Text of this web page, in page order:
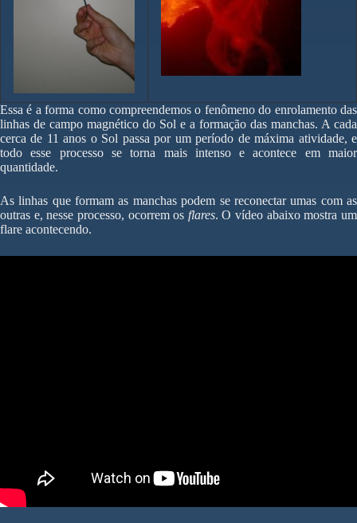
Essa é a forma como compreendemos o fenômeno do enrolamento das
linhas de campo magnético do Sol e a formação das manchas. A cada
cerca de 11 anos o Sol passa por um período de máxima atividade, e
todo esse processo se torna mais intenso e acontece em maior
quantidade.
As linhas que formam as manchas podem se reconectar umas com as
outras e, nesse processo, ocorrem os flares. O vídeo abaixo mostra um
flare acontecendo.